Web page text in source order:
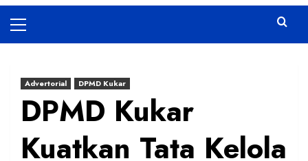
Menu
Advertorial DPMD Kukar
DPMD Kukar
Kuatkan Tata Kelola